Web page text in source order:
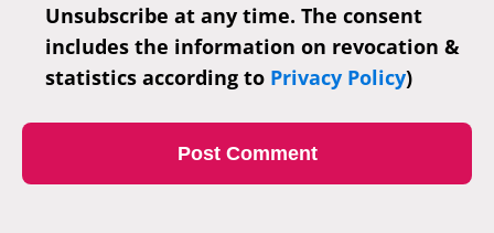
Unsubscribe at any time. The consent
includes the information on revocation &
statistics according to Privacy Policy)